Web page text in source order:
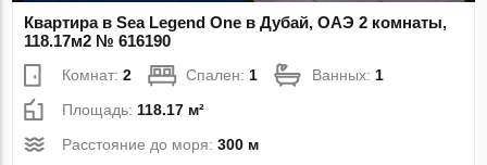
Квартира в Sea Legend One в Дубай, ОАЭ 2 комнаты,
118.17м2 № 616190
Комнат:2 Спален: 1 Ванных: 1
Площадь: 118.17 м²
Расстояние до моря:300 м